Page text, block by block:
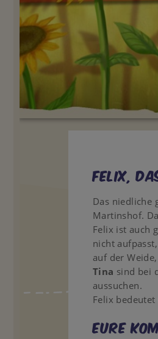
Felix,
Das niedliche
Martinshof.
Felix ist auch
nicht
auf der
Tina sind bei
aussuchen.
Felix
Eure